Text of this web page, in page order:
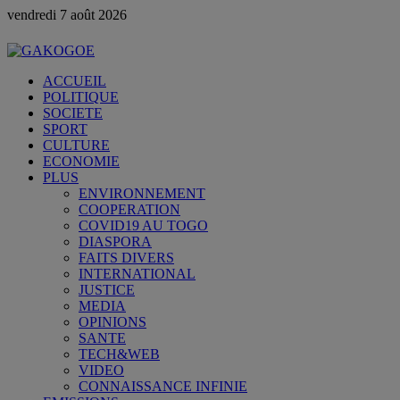
vendredi 7 août 2026
ACCUEIL
POLITIQUE
SOCIETE
SPORT
CULTURE
ECONOMIE
PLUS
ENVIRONNEMENT
COOPERATION
COVID19 AU TOGO
DIASPORA
FAITS DIVERS
INTERNATIONAL
JUSTICE
MEDIA
OPINIONS
SANTE
TECH&WEB
VIDEO
CONNAISSANCE INFINIE